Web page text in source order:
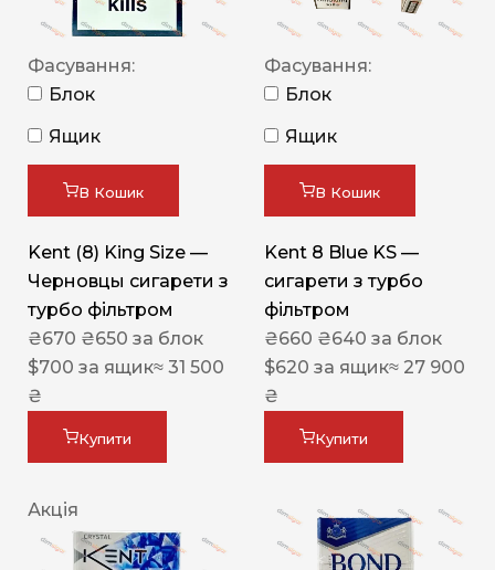
Фасування:
Блок
Ящик
В Кошик
Kent (8) King Size —
Черновцы сигарети з
турбо фільтром
₴670 ₴650 за блок
$700 за ящик≈ 31 500
₴
Купити
Фасування:
Блок
Ящик
В Кошик
Kent 8 Blue KS —
сигарети з турбо
фільтром
₴660 ₴640 за блок
$620 за ящик≈ 27 900
₴
Купити
Акція